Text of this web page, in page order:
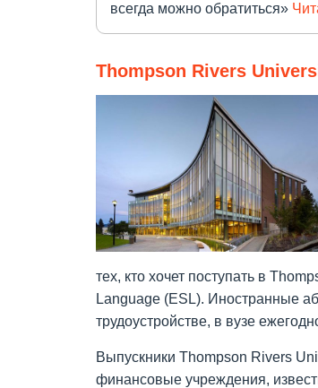
всегда можно обратиться»
Thompson Rivers
тех, кто хочет поступать в
Language (ESL). Иностранные
трудоустройстве, в вузе
Выпускники Thompson Rivers
финансовые учреждения,